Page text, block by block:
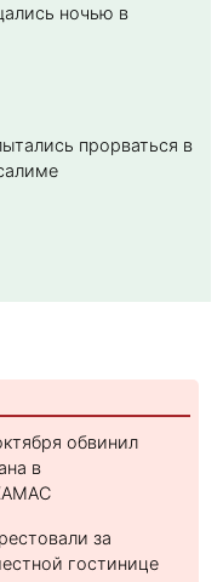
ночью в
прорваться в
обвинил
в
за
гостинице